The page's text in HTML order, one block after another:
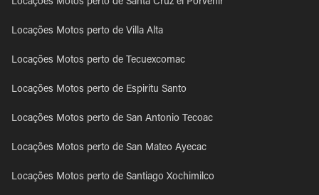
Locações Motos perto de Santa Cruz el Porvenir
Locações Motos perto de Villa Alta
Locações Motos perto de Tecuexcomac
Locações Motos perto de Espiritu Santo
Locações Motos perto de San Antonio Tecoac
Locações Motos perto de San Mateo Ayecac
Locações Motos perto de Santiago Xochimilco